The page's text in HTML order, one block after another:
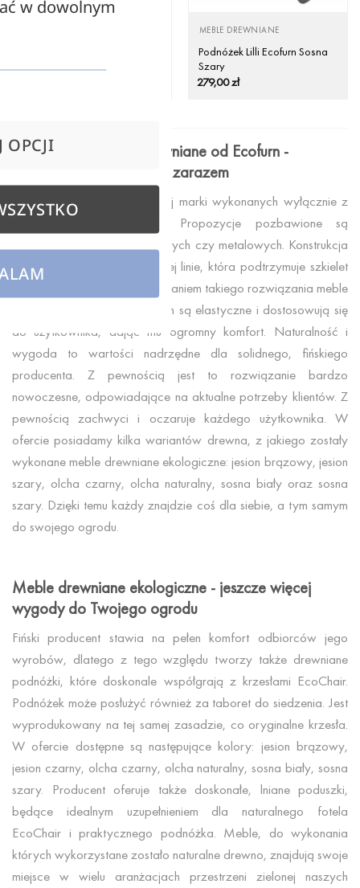
Biały
MEBLE DREWNIANE
Podnóżek Lilli Ecofurn Sosna
Szary
279,00zł
Meble ekologiczne drewniane od Ecofurn -
naturalnie i nowocześnie zarazem
EcoChair to linia mebli fińskiej marki wykonanych wyłącznie z
litego drewna oraz liny. Propozycje pozbawione są
jakichkolwiek części plastikowych czy metalowych. Konstrukcja
krzesła opiera się na konopnej linie, która podtrzymuje szkielet
fotela. W związku z zastosowaniem takiego rozwiązania meble
z naturalnego drewna Ecofurn są elastyczne i dostosowują się
do użytkownika, dając mu ogromny komfort. Naturalność i
wygoda to wartości nadrzędne dla solidnego, fińskiego
producenta. Z pewnością jest to rozwiązanie bardzo
nowoczesne, odpowiadające na aktualne potrzeby klientów. Z
pewnością zachwyci i oczaruje każdego użytkownika. W
ofercie posiadamy kilka wariantów drewna, z jakiego zostały
wykonane meble drewniane ekologiczne: jesion brązowy, jesion
szary, olcha czarny, olcha naturalny, sosna biały oraz sosna
szary. Dzięki temu każdy znajdzie coś dla siebie, a tym samym
do swojego ogrodu.
Meble drewniane ekologiczne - jeszcze więcej
wygody do Twojego ogrodu
Fiński producent stawia na pełen komfort odbiorców jego
wyrobów, dlatego z tego względu tworzy także drewniane
podnóżki, które doskonale współgrają z krzesłami EcoChair.
Podnóżek może posłużyć również za taboret do siedzenia. Jest
wyprodukowany na tej samej zasadzie, co oryginalne krzesła.
W ofercie dostępne są następujące kolory: jesion brązowy,
jesion czarny, olcha czarny, olcha naturalny, sosna biały, sosna
szary. Producent oferuje także doskonałe, lniane poduszki,
będące idealnym uzupełnieniem dla naturalnego fotela
EcoChair i praktycznego podnóżka. Meble, do wykonania
których wykorzystane zostało naturalne drewno, znajdują swoje
miejsce w wielu aranżacjach przestrzeni zielonej naszych
w dowolnym
OPCJI